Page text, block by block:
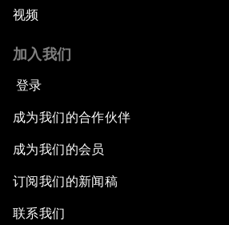
视频
加入我们
登录
成为我们的合作伙伴
成为我们的会员
订阅我们的新闻稿
联系我们